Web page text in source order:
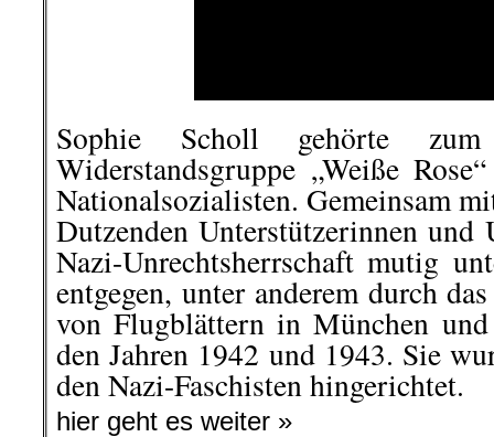
Sophie Scholl gehörte
Widerstandsgruppe „Weiße
Nationalsozialisten. Gemeinsam
Dutzenden Unterstützerinnen und
Nazi-Unrechtsherrschaft mutig
entgegen, unter anderem durch
von Flugblättern in München
den Jahren 1942 und 1943. Sie
den Nazi-Faschisten hingerichtet.
hier geht es weiter »